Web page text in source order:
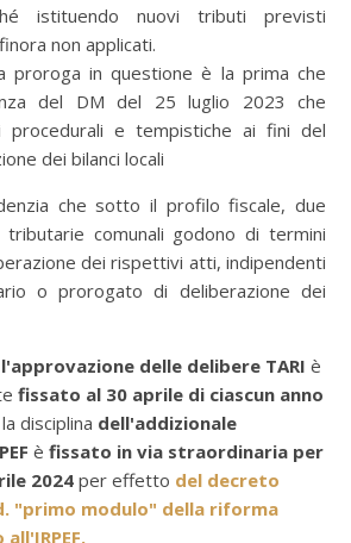
istituendo nuovi tributi previsti
non applicati.
proroga in questione è la prima che
del DM del 25 luglio 2023 che
procedurali e tempistiche ai fini del
dei bilanci locali
che sotto il profilo fiscale, due
comunali godono di termini
dei rispettivi atti, indipendenti
o prorogato di deliberazione dei
l'approvazione delle delibere TARI è
fissato al 30 aprile di ciascun anno
disciplina dell'addizionale
è fissato in via straordinaria per
2024 per effetto del decreto
"primo modulo" della riforma